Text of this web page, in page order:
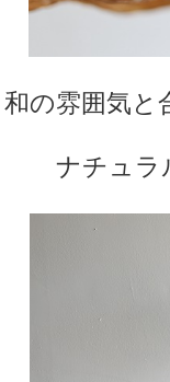
和の雰囲気と
ナチュラ